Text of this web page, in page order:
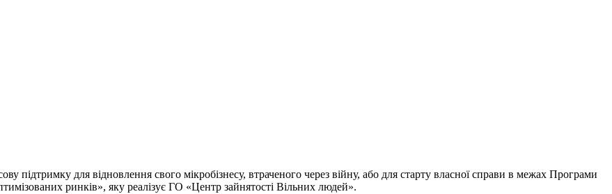
для відновлення свого мікробізнесу, втраченого через війну, або для старту власної справи в межах Програми
ринків», яку реалізує ГО «Центр зайнятості Вільних людей».